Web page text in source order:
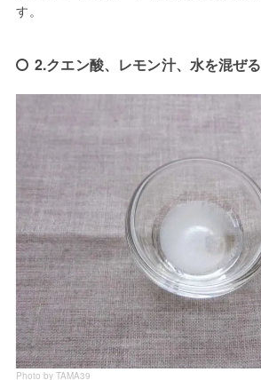
す。
2.クエン酸、レモン汁、水を混ぜる
Photo by TAMA39